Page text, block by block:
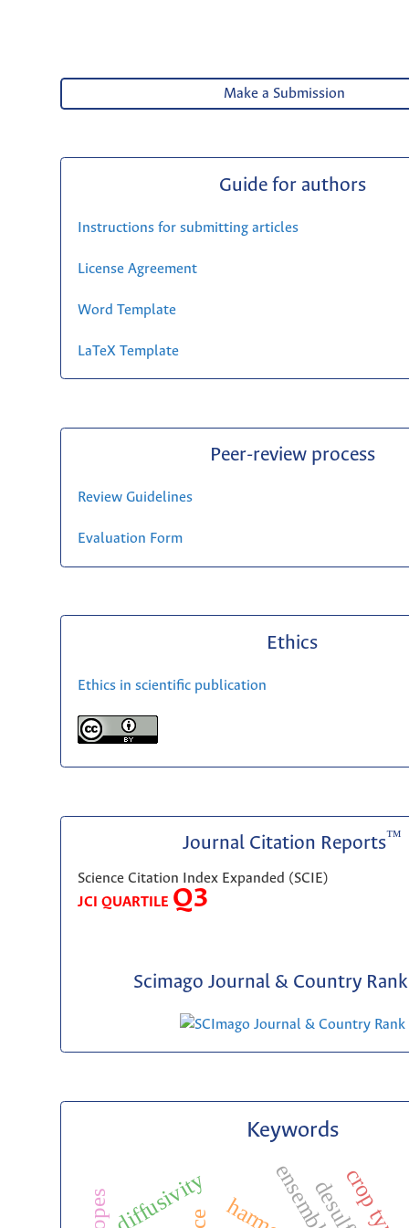
Make a Submission
Guide for authors
Instructions for submitting articles
License Agreement
Word Template
LaTeX Template
Peer-review process
Review Guidelines
Evaluation Form
Ethics
Ethics in scientific publication
Journal Citation Reports™
Science Citation Index Expanded (SCIE)
JCI QUARTILE Q3
Scimago Journal & Country Rank
Keywords
diffusivity